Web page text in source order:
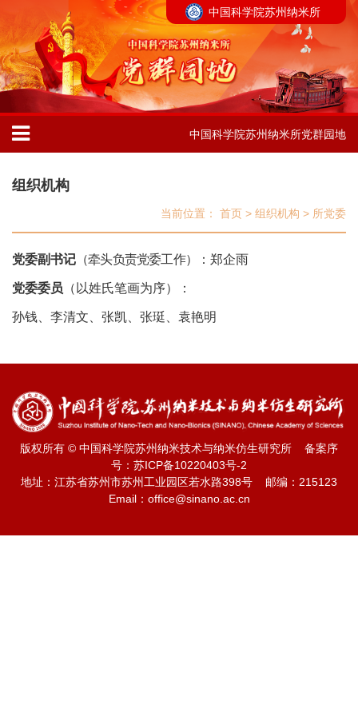
中国科学院苏州纳米所
中国科学院苏州纳米所党群园地
组织机构
当前位置： 首页 > 组织机构 > 所党委
党委副书记 （牵头负责党委工作） ：郑企雨
党委委员 （ 以姓氏笔画为序）：
孙钱、李清文、张凯、张珽、袁艳明
版权所有 © 中国科学院苏州纳米技术与纳米仿生研究所 备案序
号： 苏ICP备10220403号-2
地址：江苏省苏州市苏州工业园区若水路398号 邮编：215123
Email：office@sinano.ac.cn